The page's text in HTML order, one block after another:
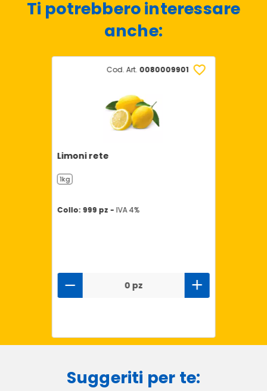
Ti potrebbero interessare
anche:
Cod. Art. 0080009901
Limoni rete
1kg
Collo: 999 pz - IVA 4%
0 pz
Suggeriti per te: